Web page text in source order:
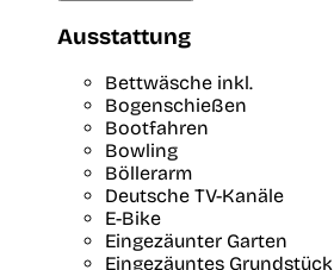
Ausstattung
Bettwäsche inkl.
Bogenschießen
Bootfahren
Bowling
Böllerarm
Deutsche TV-Kanäle
E-Bike
Eingezäunter Garten
Eingezäuntes Grundstück